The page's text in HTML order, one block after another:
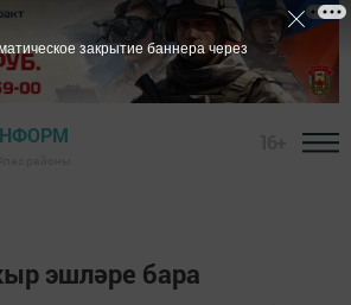
эшләре бара
закрытие баннера через